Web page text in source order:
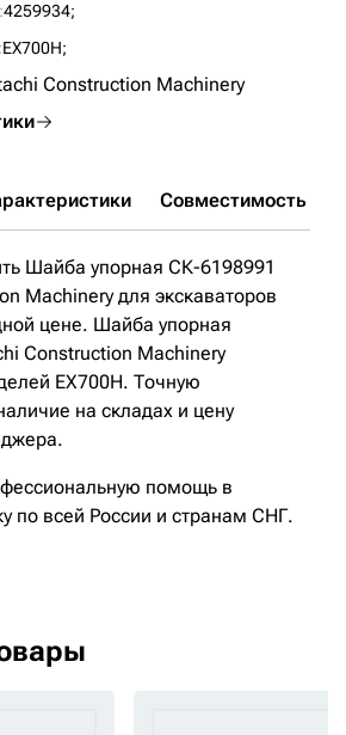
4259934;
EX700H;
Construction Machinery
Совместимость
Шайба упорная СК-6198991
Machinery для экскаваторов
цене. Шайба упорная
Construction Machinery
EX700H. Точную
на складах и цену
помощь в
по всей России и странам СНГ.